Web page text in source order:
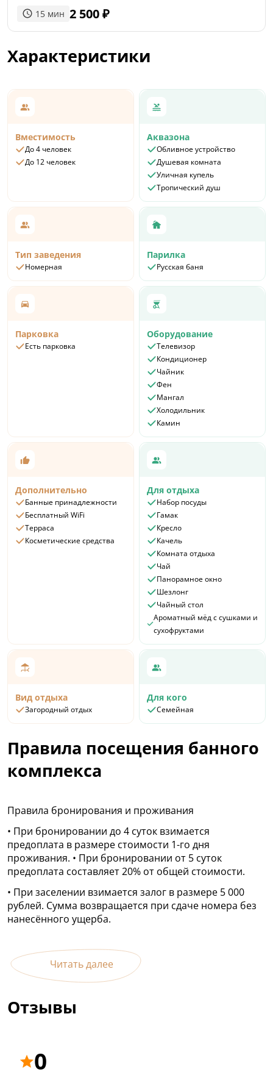
15 мин 2 500₽
Характеристики
Вместимость
До 4 человек
До 12 человек
Аквазона
Обливное устройство
Душевая комната
Уличная купель
Тропический душ
Тип заведения
Номерная
Парилка
Русская баня
Парковка
Есть парковка
Оборудование
Телевизор
Кондиционер
Чайник
Фен
Мангал
Холодильник
Камин
Дополнительно
Банные принадлежности
Бесплатный WiFi
Терраса
Косметические средства
Для отдыха
Набор посуды
Гамак
Кресло
Качель
Комната отдыха
Чай
Панорамное окно
Шезлонг
Чайный стол
Ароматный мёд с сушками и
сухофруктами
Вид отдыха
Загородный отдых
Для кого
Семейная
Правила посещения банного
комплекса
Правила бронирования и проживания
• При бронировании до 4 суток взимается
предоплата в размере стоимости 1-го дня
проживания. • При бронировании от 5 суток
предоплата составляет 20% от общей стоимости.
• При заселении взимается залог в размере 5 000
рублей. Сумма возвращается при сдаче номера без
нанесённого ущерба.
Читать далее
Отзывы
0